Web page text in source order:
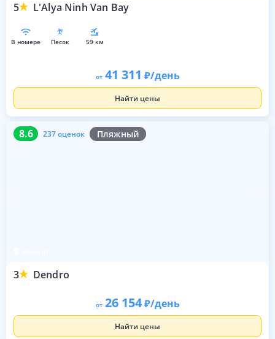
5 L'Alya Ninh Van Bay
в номере песок 59 км
от 41 311 /день
Найти цены
8.6 237 оценок Пляжный
3 Dendro
8.6 237 оценок
от 26 154 /день
Найти цены